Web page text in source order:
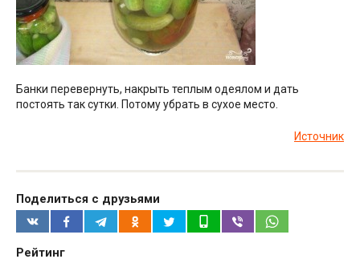
Банки перевернуть, накрыть теплым одеялом и дать
постоять так сутки. Потому убрать в сухое место.
Источник
Поделиться с друзьями
Рейтинг